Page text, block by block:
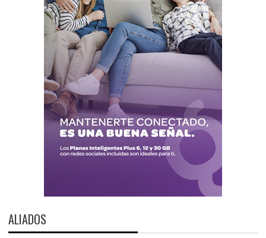
ALIADOS